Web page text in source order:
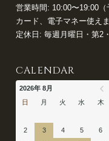
営業時間: 10:00〜19:00
カード、電子マネー使えま
定休日: 毎週月曜日・第2
CALENDAR
2026年 8月
日
月 火 水 木
2 3 4 5 6